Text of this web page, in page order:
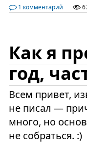
1 комментарий
Как я
год,
Всем привет,
не писал —
много, но
не собраться. :)